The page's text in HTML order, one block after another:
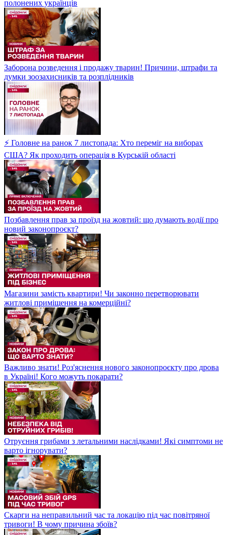
полонених українців
Заборона розведення і продажу тварин! Причини, штрафи та
думки зоозахисників та розплідників
⚡ Головне на ранок 7 листопада: Хто переміг на виборах
США? Як проходить операція в Курській області
Позбавлення прав за проїзд на жовтий: що думають водії про
новий законопроєкт?
Магазини замість квартири! Чи законно перетворювати
житлові приміщення на комерційні?
Важливо знати! Роз'яснення нового законопроєкту про дрова
в Україні! Кого можуть покарати?
Отруєння грибами з летальними наслідками! Які симптоми не
варто ігнорувати?
Скарги на неправильний час та локацію під час повітряної
тривоги! В чому причина збоїв?